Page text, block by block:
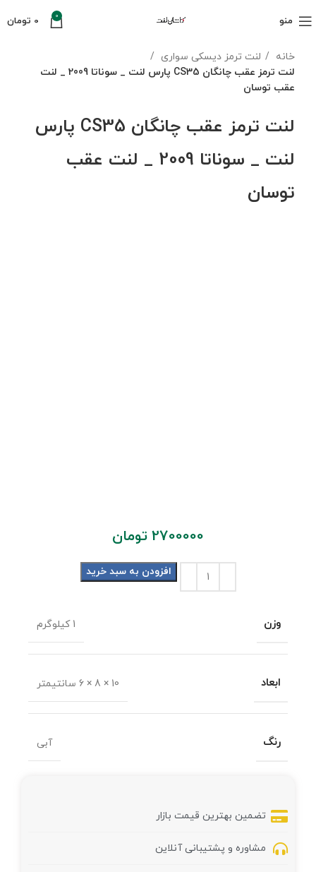
منو 0
0 تومان
خانه
لنت ترمز دیسکی سواری
لنت ترمز عقب چانگان CS35 پارس لنت _ سوناتا 2009 _ لنت
عقب توسان
لنت ترمز عقب چانگان CS35 پارس
لنت _ سوناتا 2009 _ لنت عقب
توسان
2700000 تومان
افزودن به سبد خرید
وزن 1 کیلوگرم
ابعاد 10 × 8 × 6 سانتیمتر
رنگ آبی
تضمین بهترین قیمت بازار
مشاوره و پشتیبانی آنلاین